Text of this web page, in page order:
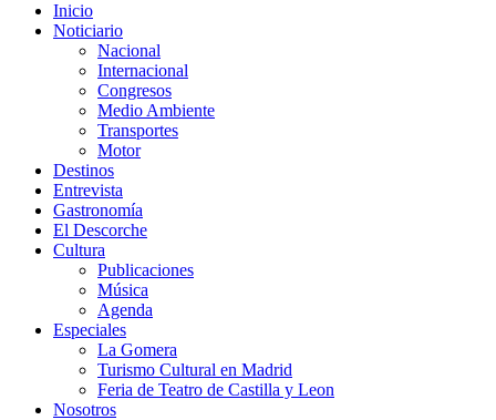
Inicio
Noticiario
Nacional
Internacional
Congresos
Medio Ambiente
Transportes
Motor
Destinos
Entrevista
Gastronomía
El Descorche
Cultura
Publicaciones
Música
Agenda
Especiales
La Gomera
Turismo Cultural en Madrid
Feria de Teatro de Castilla y Leon
Nosotros